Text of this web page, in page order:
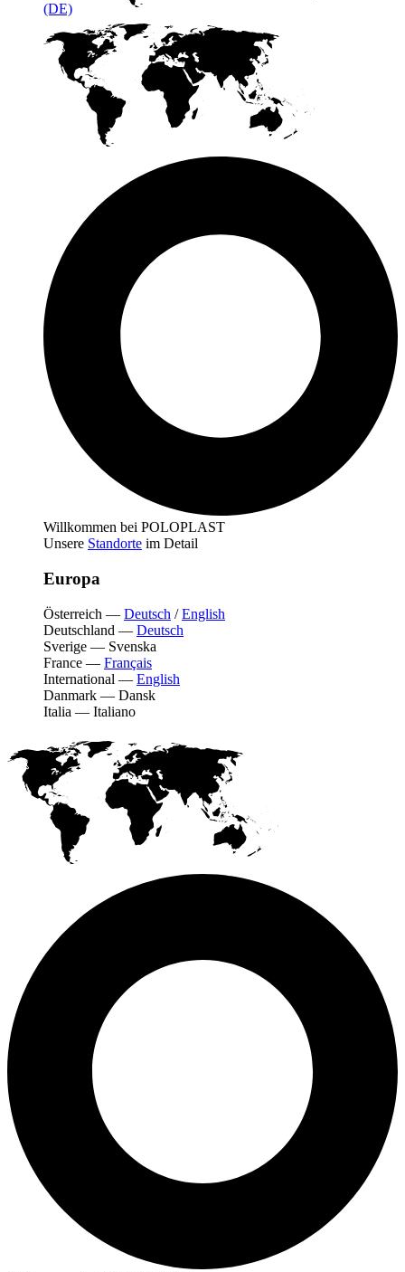
(DE)
Willkommen bei POLOPLAST
Unsere Standorte im Detail
Europa
Österreich — Deutsch /English
Deutschland — Deutsch
Sverige — Svenska
France — Français
International — English
Danmark — Dansk
Italia — Italiano